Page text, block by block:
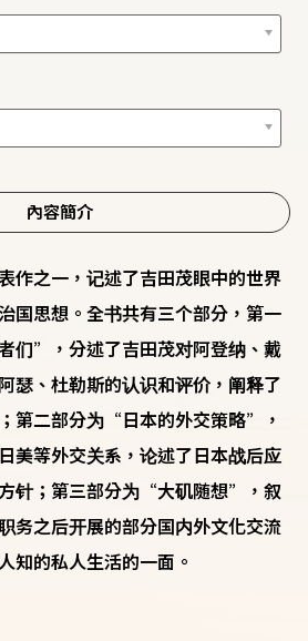
內容簡介
作之一，记述了吉田茂眼中的世界
国思想。全书共有三个部分，第一
们”，分述了吉田茂对阿登纳、戴
瑟、杜勒斯的认识和评价，阐释了
第二部分为“日本的外交策略”，
美等外交关系，论述了日本战后应
针；第三部分为“大矶随想”，叙
务之后开展的部分国内外文化交流
知的私人生活的一面。